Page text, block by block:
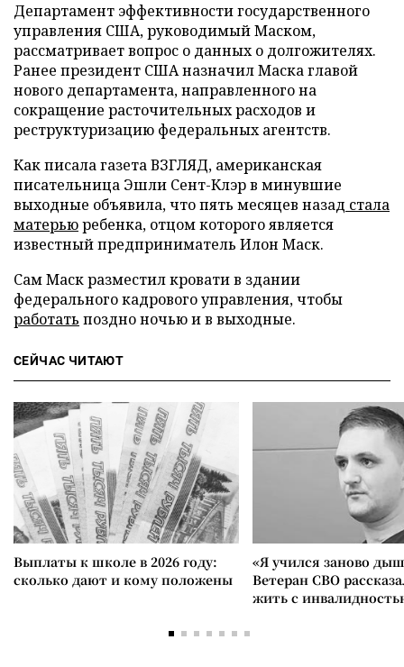
Департамент эффективности государственного
управления США, руководимый Маском,
рассматривает вопрос о данных о долгожителях.
Ранее президент США назначил Маска главой
нового департамента, направленного на
сокращение расточительных расходов и
реструктуризацию федеральных агентств.
Как писала газета ВЗГЛЯД, американская
писательница Эшли Сент-Клэр в минувшие
выходные объявила, что пять месяцев назад стала
матерьюребенка, отцом которого является
известный предприниматель Илон Маск.
Сам Маск разместил кровати в здании
федерального кадрового управления, чтобы
работать поздно ночью и в выходные.
СЕЙЧАС ЧИТАЮТ
Выплаты к школе в 2026 году:
сколько дают и кому положены
«Я учился заново
Ветеран СВО
жить с